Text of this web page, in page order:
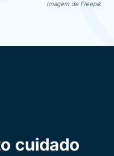
cuidado